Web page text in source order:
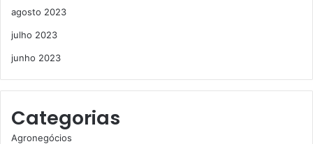
agosto 2023
julho 2023
junho 2023
Categorias
Agronegócios